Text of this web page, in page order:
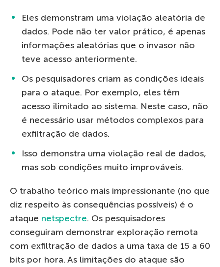
Eles demonstram uma violação aleatória de
dados. Pode não ter valor prático, é apenas
informações aleatórias que o invasor não
teve acesso anteriormente.
Os pesquisadores criam as condições ideais
para o ataque. Por exemplo, eles têm
acesso ilimitado ao sistema. Neste caso, não
é necessário usar métodos complexos para
exfiltração de dados.
Isso demonstra uma violação real de dados,
mas sob condições muito improváveis.
O trabalho teórico mais impressionante (no que
diz respeito às consequências possíveis) é o
ataque netspectre. Os pesquisadores
conseguiram demonstrar exploração remota
com exfiltração de dados a uma taxa de 15 a 60
bits por hora. As limitações do ataque são